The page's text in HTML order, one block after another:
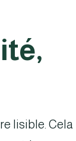
lisible. Cela